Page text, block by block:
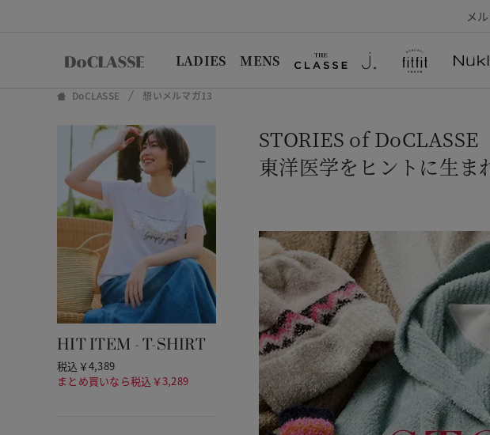
メ
LADIES MENS
DoCLASSE 想いメルマガ13
HIT ITEM - T-SHIRT
税込￥4,389
まとめ買いなら税込￥3,289
STORIES of
東洋医学をヒントに生